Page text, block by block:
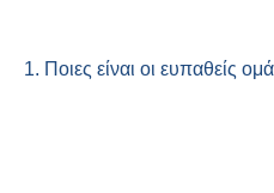
1. Ποιες είναι οι ευπαθείς